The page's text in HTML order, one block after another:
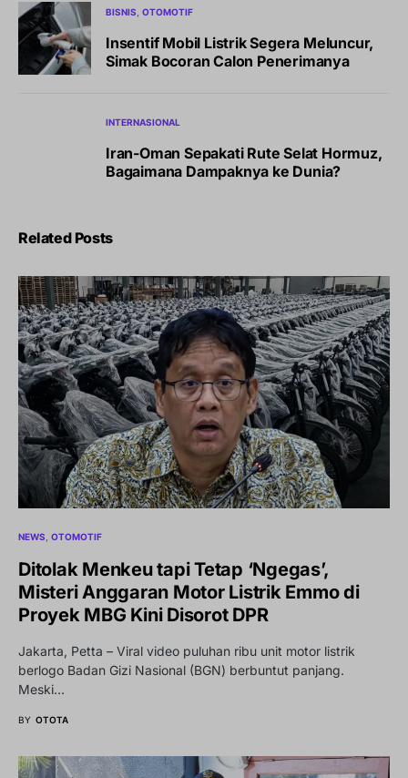
BISNIS OTOMOTIF
Insentif Mobil Listrik Segera Meluncur,
Simak Bocoran Calon Penerimanya
INTERNASIONAL
Iran-Oman Sepakati Rute Selat Hormuz,
Bagaimana Dampaknya ke Dunia?
Related Posts
NEWS OTOMOTIF
Ditolak Menkeu tapi Tetap ‘Ngegas’,
Misteri Anggaran Motor Listrik Emmo di
Proyek MBG Kini Disorot DPR
Jakarta, Petta – Viral video puluhan ribu unit motor listrik
berlogo Badan Gizi Nasional (BGN) berbuntut panjang.
Meski…
BY OTOTA